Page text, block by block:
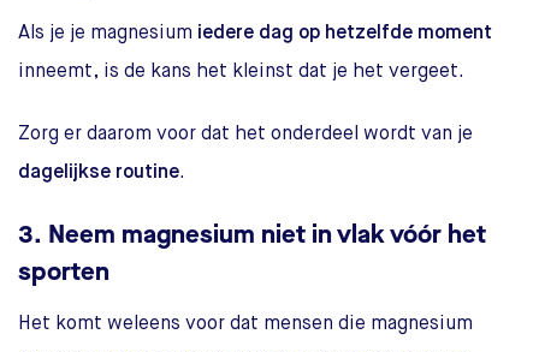
Als je je magnesium iedere dag op hetzelfde moment
inneemt, is de kans het kleinst dat je het vergeet.
Zorg er daarom voor dat het onderdeel wordt van je
dagelijkse routine.
3. Neem magnesium niet in vlak vóór het
sporten
Het komt weleens voor dat mensen die magnesium